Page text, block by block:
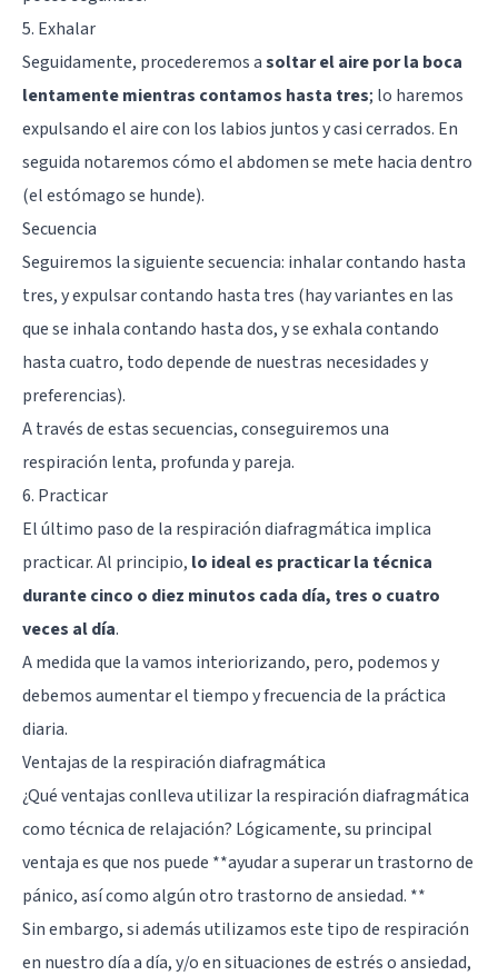
5. Exhalar
Seguidamente, procederemos asoltar el aire por la boca
lentamente mientras contamos hasta tres; lo haremos
expulsando el aire con los labios juntos y casi cerrados. En
seguida notaremos cómo el abdomen se mete hacia dentro
(el estómago se hunde).
Secuencia
Seguiremos la siguiente secuencia: inhalar contando hasta
tres, y expulsar contando hasta tres (hay variantes en las
que se inhala contando hasta dos, y se exhala contando
hasta cuatro, todo depende de nuestras necesidades y
preferencias).
A través de estas secuencias, conseguiremos una
respiración lenta, profunda y pareja.
6. Practicar
El último paso de la respiración diafragmática implica
practicar. Al principio, lo ideal es practicar la técnica
durante cinco o diez minutos cada día, tres o cuatro
veces al día.
A medida que la vamos interiorizando, pero, podemos y
debemos aumentar el tiempo y frecuencia de la práctica
diaria.
Ventajas de la respiración diafragmática
¿Qué ventajas conlleva utilizar la respiración diafragmática
como técnica de relajación? Lógicamente, su principal
ventaja es que nos puede **ayudar a superar un trastorno de
pánico, así como algún otro trastorno de ansiedad. **
Sin embargo, si además utilizamos este tipo de respiración
en nuestro día a día, y/o en situaciones de estrés o ansiedad,